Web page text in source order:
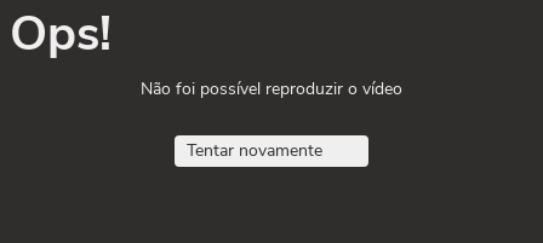
Ops!
Não foi possível reproduzir o vídeo
Tentar novamente